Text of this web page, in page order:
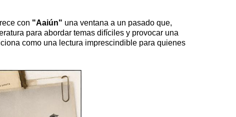
con "Aaiún" una ventana a un pasado que,
para abordar temas difíciles y provocar una
como una lectura imprescindible para quienes